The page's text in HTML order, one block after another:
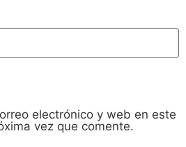
electrónico y web en este
vez que comente.